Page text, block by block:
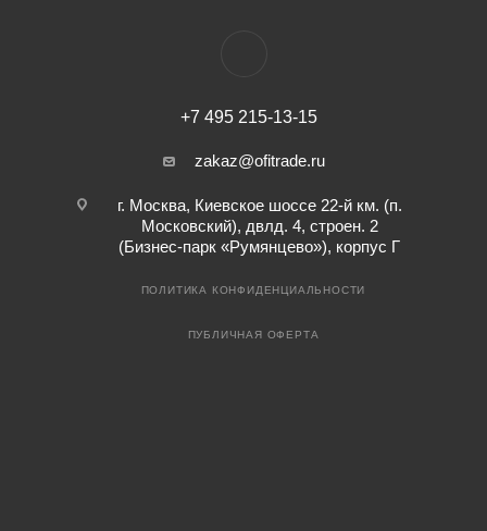
+7 495 215-13-15
zakaz@ofitrade.ru
г. Москва, Киевское шоссе 22-й км. (п.
Московский), двлд. 4, строен. 2
(Бизнес-парк «Румянцево»), корпус Г
ПОЛИТИКА КОНФИДЕНЦИАЛЬНОСТИ
ПУБЛИЧНАЯ ОФЕРТА